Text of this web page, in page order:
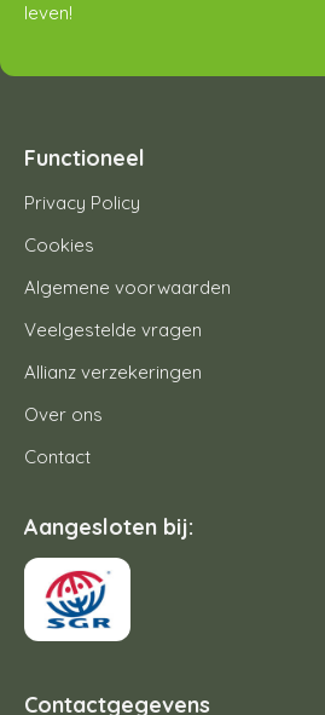
leven!
Functioneel
Privacy Policy
Cookies
Algemene voorwaarden
Veelgestelde vragen
Allianz verzekeringen
Over ons
Contact
Aangesloten bij:
Contactgegevens